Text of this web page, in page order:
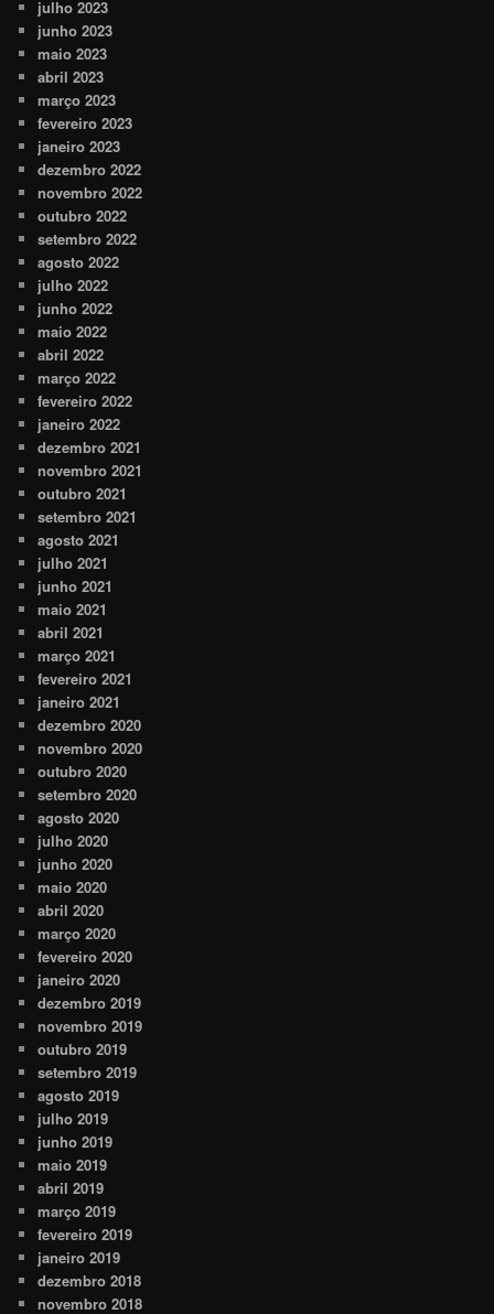
julho 2023
junho 2023
maio 2023
abril 2023
março 2023
fevereiro 2023
janeiro 2023
dezembro 2022
novembro 2022
outubro 2022
setembro 2022
agosto 2022
julho 2022
junho 2022
maio 2022
abril 2022
março 2022
fevereiro 2022
janeiro 2022
dezembro 2021
novembro 2021
outubro 2021
setembro 2021
agosto 2021
julho 2021
junho 2021
maio 2021
abril 2021
março 2021
fevereiro 2021
janeiro 2021
dezembro 2020
novembro 2020
outubro 2020
setembro 2020
agosto 2020
julho 2020
junho 2020
maio 2020
abril 2020
março 2020
fevereiro 2020
janeiro 2020
dezembro 2019
novembro 2019
outubro 2019
setembro 2019
agosto 2019
julho 2019
junho 2019
maio 2019
abril 2019
março 2019
fevereiro 2019
janeiro 2019
dezembro 2018
novembro 2018